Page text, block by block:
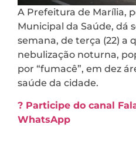
A Prefeitura de Marília,
Municipal da Saúde, dá
semana, de terça (22) a
nebulização noturna,
por “fumacê”, em dez
saúde da cidade.
? Participe do canal
WhatsApp